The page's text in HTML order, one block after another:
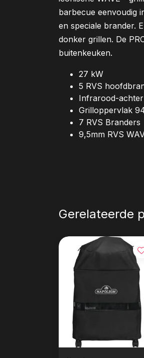
barbecue eenvoudig
en speciale brander.
donker grillen. De
buitenkeuken.
27 kW
5 RVS
Infrarood-
Grilloppervlak
7 RVS Branders
9,5mm RVS
Gerelateerde